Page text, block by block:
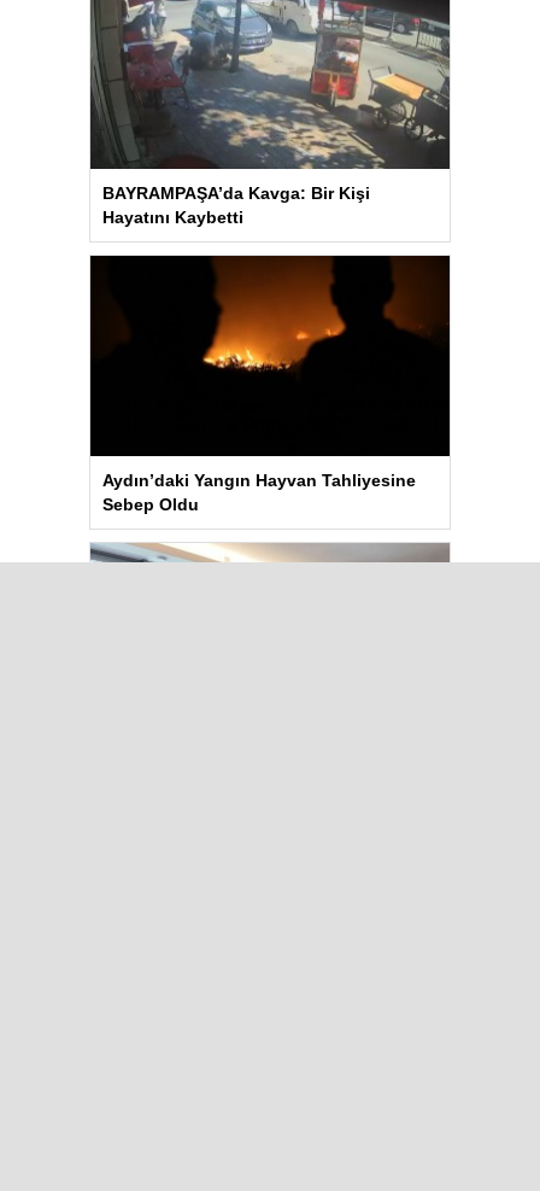
BAYRAMPAŞA’da Kavga: Bir Kişi
Hayatını Kaybetti
Aydın’daki Yangın Hayvan Tahliyesine
Sebep Oldu